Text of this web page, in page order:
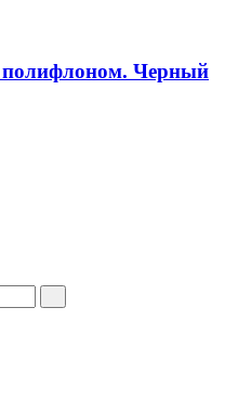
полифлоном. Черный